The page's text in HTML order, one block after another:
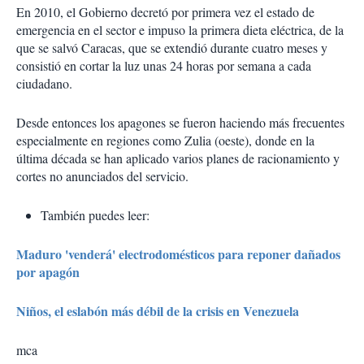
En 2010, el Gobierno decretó por primera vez el estado de
emergencia en el sector e impuso la primera dieta eléctrica, de la
que se salvó Caracas, que se extendió durante cuatro meses y
consistió en cortar la luz unas 24 horas por semana a cada
ciudadano.
Desde entonces los apagones se fueron haciendo más frecuentes
especialmente en regiones como Zulia (oeste), donde en la
última década se han aplicado varios planes de racionamiento y
cortes no anunciados del servicio.
También puedes leer:
Maduro 'venderá' electrodomésticos para reponer dañados
por apagón
Niños, el eslabón más débil de la crisis en Venezuela
mca